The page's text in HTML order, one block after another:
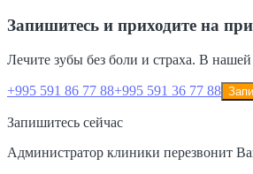
Запишитесь и приходите на
Лечите зубы без боли и страха. В
+995 591 86 77 88+995 591 36 77 88
Запишитесь сейчас
Администратор клиники перезвонит